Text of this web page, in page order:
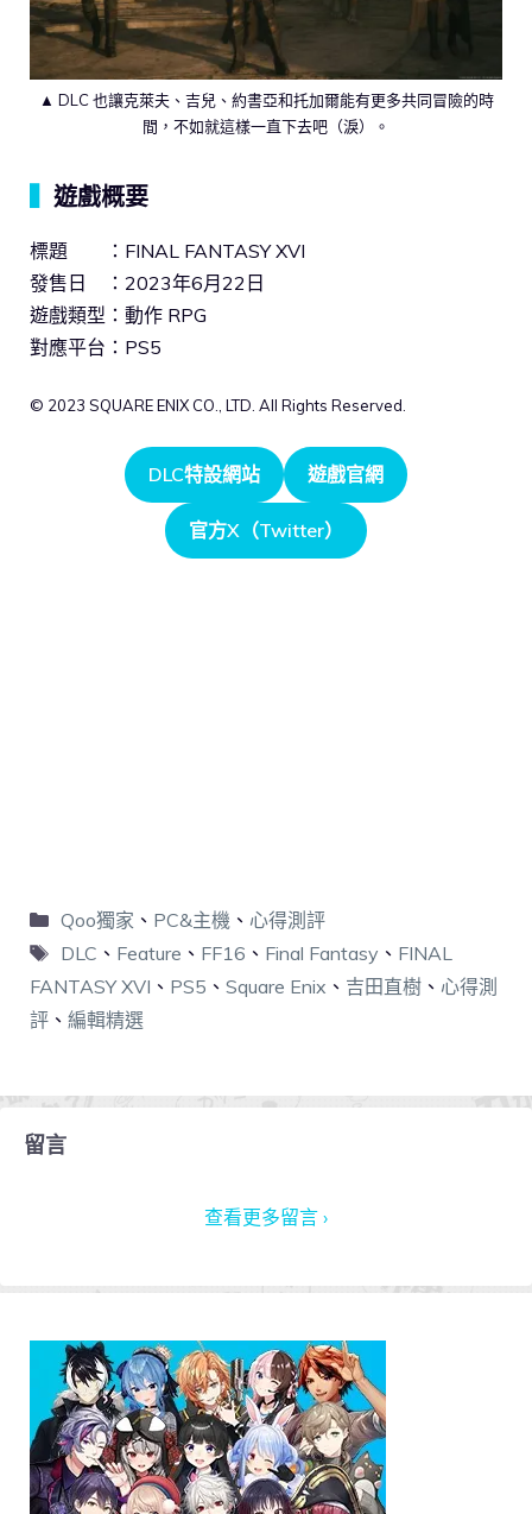
▲ DLC 也讓克萊夫、吉兒、約書亞和托加爾能有更多共同冒險的時
間，不如就這樣一直下去吧（淚）。
遊戲概要
標題 ：FINAL FANTASY XVI
發售日 ：2023年6月22日
遊戲類型：動作 RPG
對應平台：PS5
© 2023 SQUARE ENIX CO., LTD. All Rights Reserved.
DLC特設網站 遊戲官網
官方X（Twitter）
Qoo獨家 、 PC&主機、 心得測評
DLC 、 Feature 、 FF16 、 Final Fantasy 、 FINAL
FANTASY XVI 、 PS5 、 Square Enix 、 吉田直樹 、 心得測
評 、 編輯精選
留言
查看更多留言 ›